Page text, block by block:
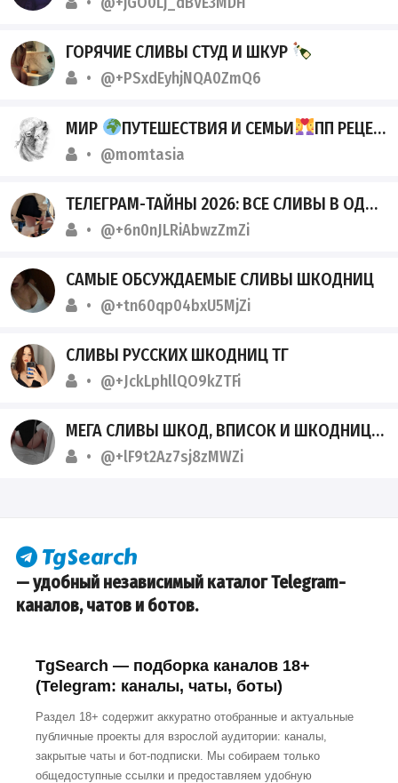
ГОРЯЧИЕ СЛИВЫ СТУД И ШКУР
@+PSxdEyhjNQA0ZmQ6
МИР ПУТЕШЕСТВИЯ И СЕМЬИ ПП РЕЦЕПТЫ
@momtasia
ТЕЛЕГРАМ-ТАЙНЫ 2026: ВСЕ СЛИВЫ В ОДНОМ МЕСТЕ
@+6n0nJLRiAbwzZmZi
САМЫЕ ОБСУЖДАЕМЫЕ СЛИВЫ ШКОДНИЦ
@+tn60qp04bxU5MjZi
СЛИВЫ РУССКИХ ШКОДНИЦ ТГ
@+JckLphllQO9kZTFi
МЕГА СЛИВЫ ШКОД, ВПИСОК И ШКОДНИЦ
@+lF9t2Az7sj8zMWZi
— удобный независимый каталог Telegram-
каналов, чатов и ботов.
TgSearch — подборка каналов 18+
(Telegram: каналы, чаты, боты)
Раздел 18+ содержит аккуратно отобранные и актуальные
публичные проекты для взрослой аудитории: каналы,
закрытые чаты и бот-подписки. Мы собираем только
общедоступные ссылки и предоставляем удобную